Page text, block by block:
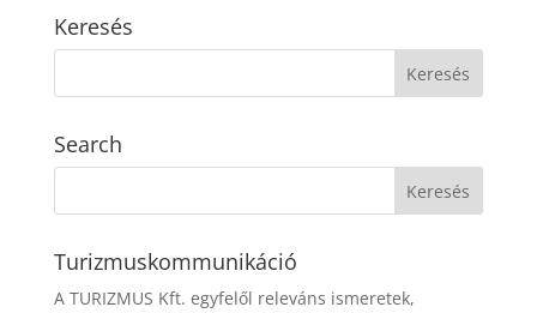
Keresés
Search
Turizmuskommunikáció
A TURIZMUS Kft. egyfelől releváns ismeretek,